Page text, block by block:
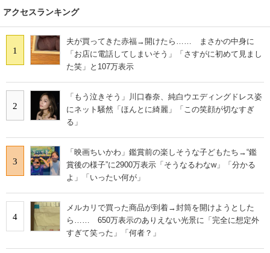
アクセスランキング
1
夫が買ってきた赤福→開けたら…… まさかの中身に
「お店に電話してしまいそう」「さすがに初めて見まし
た笑」と107万表示
2
「もう泣きそう」川口春奈、純白ウエディングドレス姿
にネット騒然「ほんとに綺麗」「この笑顔が切なすぎ
る」
3
「映画ちいかわ」鑑賞前の楽しそうな子どもたち→“鑑
賞後の様子”に2900万表示「そうなるわなw」「分かる
よ」「いったい何が」
4
メルカリで買った商品が到着→封筒を開けようとした
ら…… 650万表示のありえない光景に「完全に想定外
すぎて笑った」「何者？」